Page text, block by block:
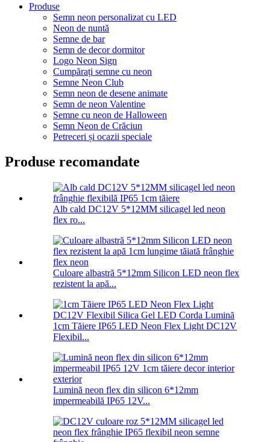
Produse
Semn neon personalizat cu LED
Neon de nuntă
Semne de bar
Semn de decor dormitor
Logo Neon Sign
Cumpărați semne cu neon
Semne Neon Club
Semn neon de desene animate
Semn de neon Valentine
Semne cu neon de Halloween
Semn Neon de Crăciun
Petreceri și ocazii speciale
Produse recomandate
Alb cald DC12V 5*12MM silicagel led neon
flex ro...
Culoare albastră 5*12mm Silicon LED neon flex
rezistent la apă...
1cm Tăiere IP65 LED Neon Flex Light DC12V
Flexibil...
Lumină neon flex din silicon 6*12mm
impermeabilă IP65 12V...